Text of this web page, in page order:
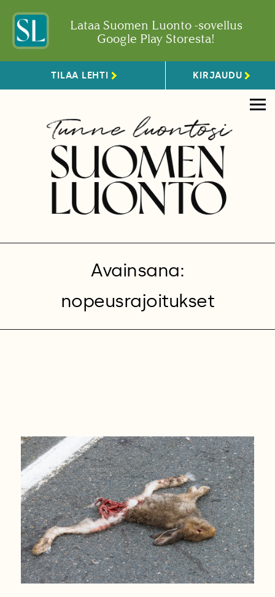
Lataa Suomen Luonto -sovellus
Google Play Storesta!
TILAA LEHTI KIRJAUDU
Avainsana:
nopeusrajoitukset